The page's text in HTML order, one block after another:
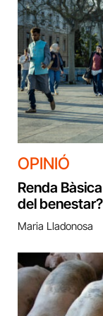
OPINIÓ
Renda
del benestar?
Maria Lladonosa